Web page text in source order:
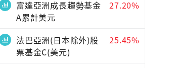
富達亞洲成長趨勢基金
A累計美元
27.20%
法巴亞洲(日本除外)股
票基金C(美元)
25.45%